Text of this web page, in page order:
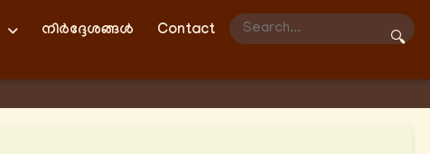
നിർദ്ദേശങ്ങൾ Contact
🔍